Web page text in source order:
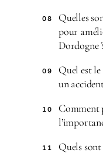
08
Quelles
pour
Dordogne
09
Quel est le
un
10
Comment
11
Quels